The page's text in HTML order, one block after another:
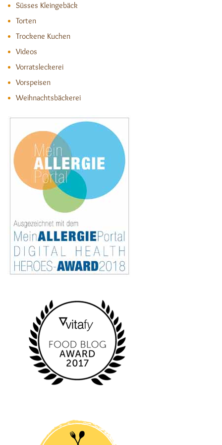
Süsses Kleingebäck
Torten
Trockene Kuchen
Videos
Vorratsleckerei
Vorspeisen
Weihnachtsbäckerei